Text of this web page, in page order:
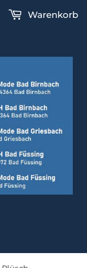
Warenkorb